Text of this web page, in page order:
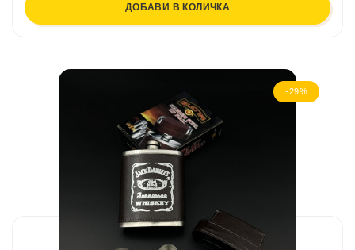
ДОБАВИ В КОЛИЧКА
-29%